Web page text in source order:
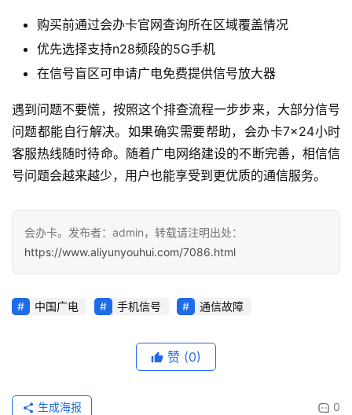
购买前通过会办卡官网查询所在区域覆盖情况
优先选择支持n28频段的5G手机
在信号盲区可申请广电免费提供信号放大器
遇到问题不要慌，按照这个排查流程一步步来，大部分信号
问题都能自行解决。如果确实需要帮助，会办卡7×24小时
客服热线随时待命。随着广电网络建设的不断完善，相信信
号问题会越来越少，用户也能享受到更优质的通信服务。
会办卡。发布者：admin，转载请注明出处：
https://www.aliyunyouhui.com/7086.html
中国广电 手机信号 通信故障
赞 (0)
0
生成海报